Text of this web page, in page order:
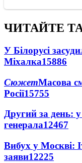
ЧИТАЙТЕ
У Білорусі
Міхалка15886
СюжетМасова
Росії15755
Другий за день:
генерала12467
Вибух у Москві:
заяви12225